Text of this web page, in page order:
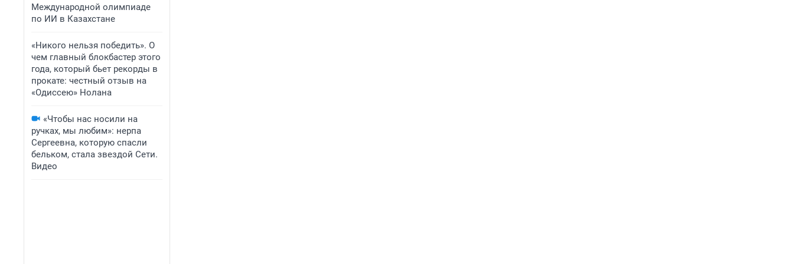
Международной олимпиаде
по ИИ в Казахстане
«Никого нельзя победить». О
чем главный блокбастер этого
года, который бьет рекорды в
прокате: честный отзыв на
«Одиссею» Нолана
«Чтобы нас носили на
ручках, мы любим»: нерпа
Сергеевна, которую спасли
бельком, стала звездой Сети.
Видео